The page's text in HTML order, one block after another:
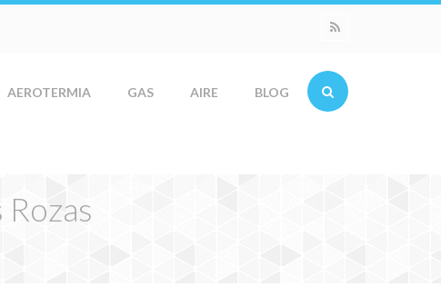
AEROTERMIA GAS AIRE BLOG